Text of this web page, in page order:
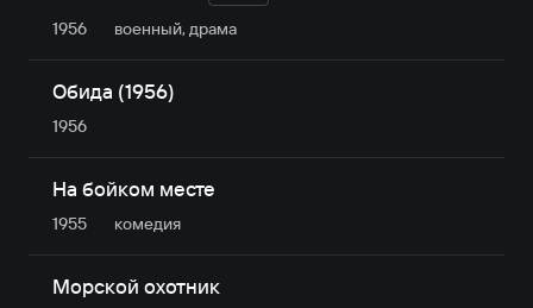
1956
военный, драма
Обида (1956)
1956
На бойком месте
1955 комедия
Морской охотник